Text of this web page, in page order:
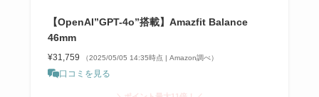
【OpenAI”GPT-4o”搭載】Amazfit Balance
46mm
¥31,759 （2025/05/05 14:35時点 | Amazon調べ）
口コミを見る